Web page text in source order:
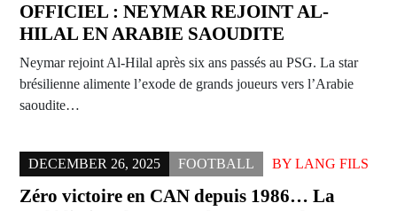
OFFICIEL : NEYMAR REJOINT AL-
HILAL EN ARABIE SAOUDITE
Neymar rejoint Al-Hilal après six ans passés au PSG. La star
brésilienne alimente l’exode de grands joueurs vers l’Arabie
saoudite…
DECEMBER 26, 2025 FOOTBALL BY LANG FILS
Zéro victoire en CAN depuis 1986… La